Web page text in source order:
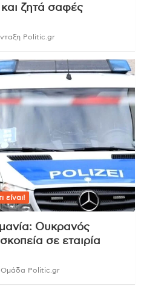
ζητά σαφές
Politic.gr
είναι!
Ουκρανός
σε εταιρία
Ομάδα Politic.gr